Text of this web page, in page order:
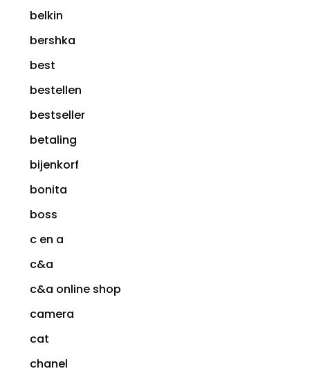
belkin
bershka
best
bestellen
bestseller
betaling
bijenkorf
bonita
boss
c en a
c&a
c&a online shop
camera
cat
chanel